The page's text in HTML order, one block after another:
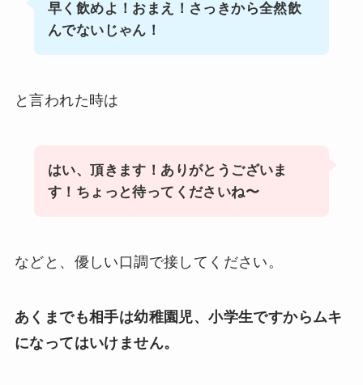
早く飲めよ！おまえ！さっきから全然飲
んでないじゃん！
と言われた時は
はい、頂きます！ありがとうございま
す！ちょっと待ってくださいね〜
などと、優しい口調で接してください。
あくまでも相手は幼稚園児、小学生ですからムキ
になってはいけません。